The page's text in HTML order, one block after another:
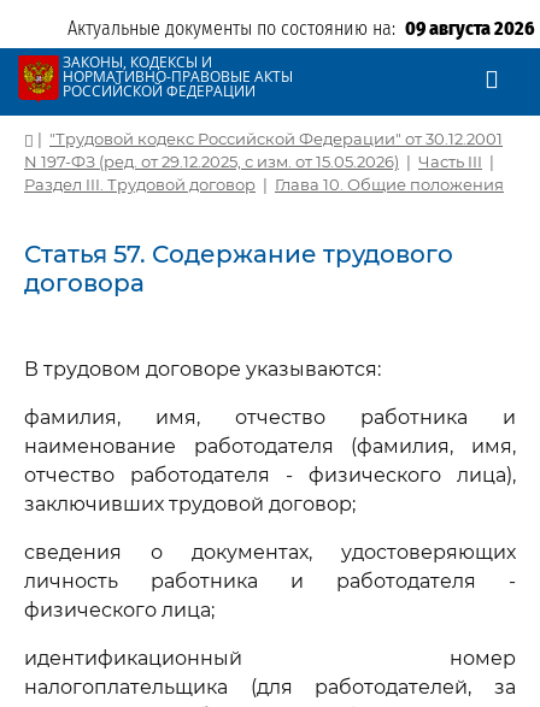
Актуальные документы по состоянию на: 09 августа 2026
ЗАКОНЫ, КОДЕКСЫ И
НОРМАТИВНО-ПРАВОВЫЕ АКТЫ
РОССИЙСКОЙ ФЕДЕРАЦИИ
| "Трудовой кодекс Российской Федерации" от 30.12.2001
N 197-ФЗ (ред. от 29.12.2025, с изм. от 15.05.2026) | Часть III |
Раздел III. Трудовой договор | Глава 10. Общие положения
Статья 57. Содержание трудового
договора
В трудовом договоре указываются:
фамилия, имя, отчество работника и
наименование работодателя (фамилия, имя,
отчество работодателя - физического лица),
заключивших трудовой договор;
сведения о документах, удостоверяющих
личность работника и работодателя -
физического лица;
идентификационный номер
налогоплательщика (для работодателей, за